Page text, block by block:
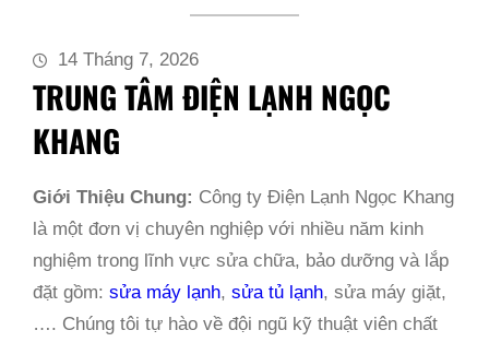
14 Tháng 7, 2026
TRUNG TÂM ĐIỆN LẠNH NGỌC
KHANG
Giới Thiệu Chung: Công ty Điện Lạnh Ngọc Khang
là một đơn vị chuyên nghiệp với nhiều năm kinh
nghiệm trong lĩnh vực sửa chữa, bảo dưỡng và lắp
đặt gồm: sửa máy lạnh, sửa tủ lạnh, sửa máy giặt,
…. Chúng tôi tự hào về đội ngũ kỹ thuật viên chất